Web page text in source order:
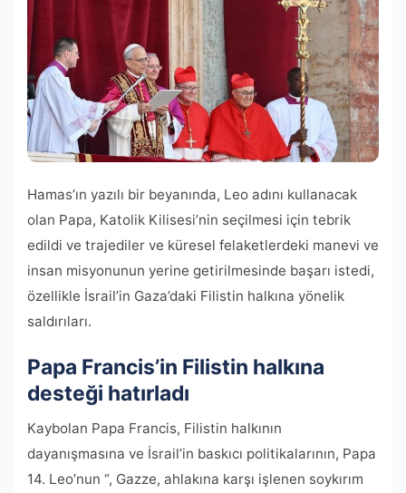
Hamas’ın yazılı bir beyanında, Leo adını kullanacak
olan Papa, Katolik Kilisesi’nin seçilmesi için tebrik
edildi ve trajediler ve küresel felaketlerdeki manevi ve
insan misyonunun yerine getirilmesinde başarı istedi,
özellikle İsrail’in Gaza’daki Filistin halkına yönelik
saldırıları.
Papa Francis’in Filistin halkına
desteği hatırladı
Kaybolan Papa Francis, Filistin halkının
dayanışmasına ve İsrail’in baskıcı politikalarının, Papa
14. Leo’nun “, Gazze, ahlakına karşı işlenen soykırım